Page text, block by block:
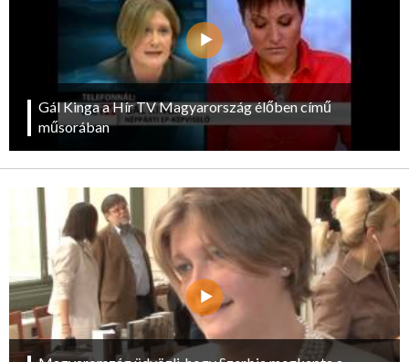
Gál Kinga a Hír TV Magyarország élőben című
műsorában